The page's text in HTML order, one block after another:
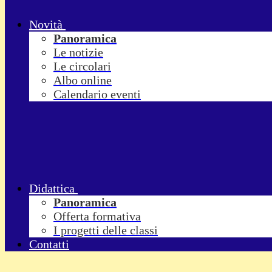
Novità
Panoramica
Le notizie
Le circolari
Albo online
Calendario eventi
Didattica
Panoramica
Offerta formativa
I progetti delle classi
Contatti